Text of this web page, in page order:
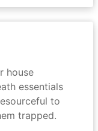
house
essentials
to
trapped.